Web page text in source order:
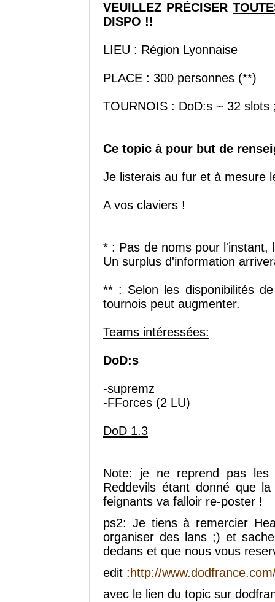
VEUILLEZ PRÉCISER
DISPO !!
LIEU : Région Lyonnaise
PLACE : 300 personnes (**)
TOURNOIS : DoD:s ~ 32
Ce topic à pour but de
Je listerais au fur et à mesure
A vos claviers !
* : Pas de noms pour l'instant,
Un surplus d'information
** : Selon les disponibilités
tournois peut augmenter.
Teams intéressées:
DoD:s
-supremz
-FForces (2 LU)
DoD 1.3
Note: je ne reprend pas les
Reddevils étant donné que
feignants va falloir re-poster !
ps2: Je tiens à remercier
organiser des lans ;) et
dedans et que nous vous
edit : http://
avec le lien du topic sur